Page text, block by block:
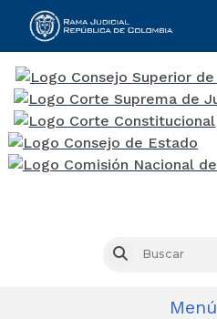
Buscar
Menú